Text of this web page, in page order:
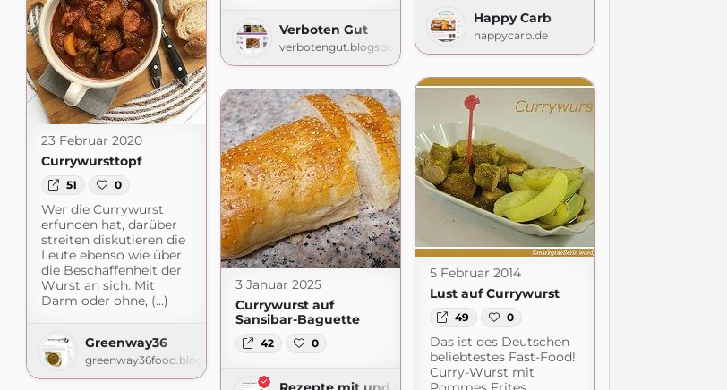
Happy Carb
happycarb.de
Verboten Gut
verbotengut.blogspot.com
23 Februar 2020
Currywursttopf
51 0
Wer die Currywurst
erfunden hat, darüber
streiten diskutieren die
Leute ebenso wie über
die Beschaffenheit der
Wurst an sich. Mit
Darm oder ohne, (...)
Greenway36
greenway36food.blogspot.com
5 Februar 2014
Lust auf Currywurst
49 0
Das ist des Deutschen
beliebtestes Fast-Food!
Curry-Wurst mit
3 Januar 2025
Currywurst auf
Sansibar-Baguette
42 0